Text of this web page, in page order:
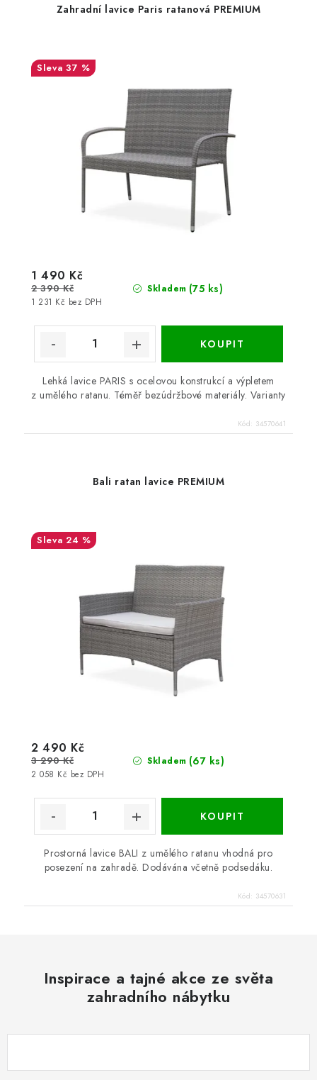
Zahradní lavice Paris ratanová PREMIUM
37 %
Skladem (75 ks)
1 231 Kč bez DPH
1 490 Kč
2 390 Kč
Lehká lavice PARIS s ocelovou konstrukcí a výpletem
z umělého ratanu. Téměř bezúdržbové materiály. Varianty
Kód: 34570641
Bali ratan lavice PREMIUM
24 %
Skladem (67 ks)
2 058 Kč bez DPH
2 490 Kč
3 290 Kč
Prostorná lavice BALI z umělého ratanu vhodná pro
posezení na zahradě. Dodávána včetně podsedáku.
Kód: 34570631
Inspirace a tajné akce ze světa
zahradního nábytku